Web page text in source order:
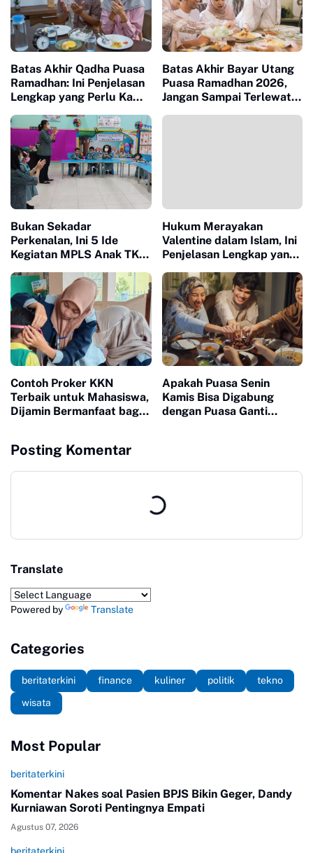
Batas Akhir Qadha Puasa
Ramadhan: Ini Penjelasan
Lengkap yang Perlu Kamu
Batas Akhir Bayar Utang
Puasa Ramadhan 2026,
Jangan Sampai Terlewat,
Bukan Sekadar
Perkenalan, Ini 5 Ide
Kegiatan MPLS Anak TK
Suasana di Hari Pertama
Sekolah
Hukum Merayakan
Valentine dalam Islam, Ini
Penjelasan Lengkap yang
Contoh Proker KKN
Terbaik untuk Mahasiswa,
Dijamin Bermanfaat bagi
Apakah Puasa Senin
Kamis Bisa Digabung
dengan Puasa Ganti
Posting Komentar
Translate
Powered by Translate
Categories
beritaterkini finance kuliner politik
tekno
wisata
Most Popular
beritaterkini
Komentar Nakes soal Pasien BPJS Bikin Geger, Dandy
Kurniawan Soroti Pentingnya Empati
Agustus 07, 2026